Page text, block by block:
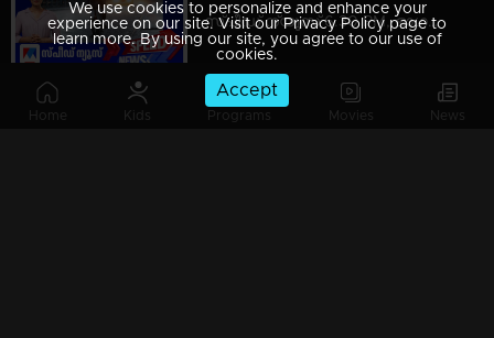
Home Kids Programs Movies News
സ്പീഡ് ന്യൂസ് 6.30 PM, ഓഗസ്റ്റ് 05, 2026 | Speed News
We use cookies to personalize and enhance your
experience on our site. Visit our Privacy Policy page to
learn more. By using our site, you agree to our use of
cookies.
Accept